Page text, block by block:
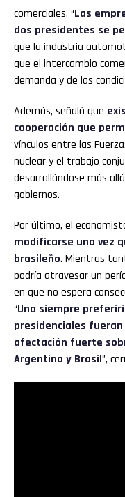
comerciales. “Las
dos presidentes se
que la industria
que el intercambio
demanda y de las
Además, señaló que
cooperación que
vínculos entre las
nuclear y el trabajo
desarrollándose más
gobiernos.
Por último, el
modificarse una vez
brasileño. Mientras
podría atravesar un
en que no espera
“Uno siempre
presidenciales
afectación fuerte
Argentina y Brasil”,